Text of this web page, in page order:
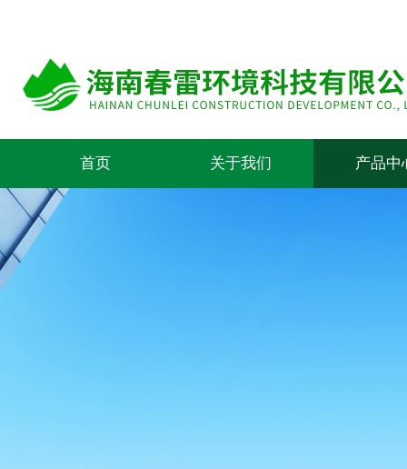
首页 关于我们 产品中